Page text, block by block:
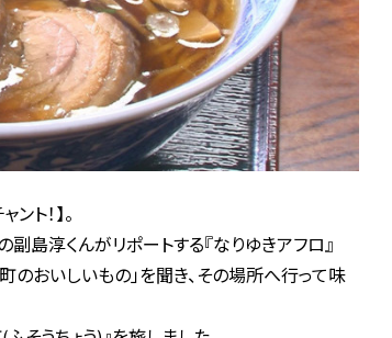
ト！】。
島淳くんがリポートする『なりゆきアフロ』
のおいしいもの」を聞き、その場所へ行って味